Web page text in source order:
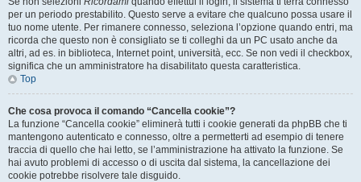
per un periodo prestabilito. Questo serve a evitare che qualcuno possa usare il
tuo nome utente. Per rimanere connesso, seleziona l’opzione quando entri, ma
ricorda che questo non è consigliato se ti colleghi da un PC usato anche da
altri, ad es. in biblioteca, Internet point, università, ecc. Se non vedi il checkbox,
significa che un amministratore ha disabilitato questa caratteristica.
Top
Che cosa provoca il comando “Cancella cookie”?
La funzione “Cancella cookie” eliminerà tutti i cookie generati da phpBB che ti
mantengono autenticato e connesso, oltre a permetterti ad esempio di tenere
traccia di quello che hai letto, se l’amministrazione ha attivato la funzione. Se
hai avuto problemi di accesso o di uscita dal sistema, la cancellazione dei
cookie potrebbe risolvere tale disguido.